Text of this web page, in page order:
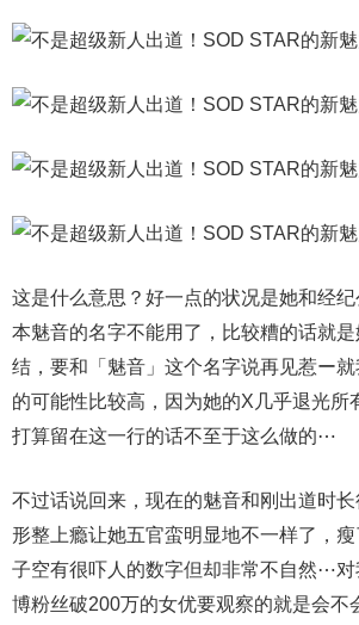
这是什么意思？好一点的状况是她和经
本魅音的名字不能用了，比较糟的话就
结，要和「魅音」这个名字说再见惹ー
的可能性比较高，因为她的X几乎退光所
打算留在这一行的话不至于这么做的⋯
不过话说回来，现在的魅音和刚出道时
形整上瘾让她五官蛮明显地不一样了，
子空有很吓人的数字但却非常不自然⋯对
博粉丝破200万的女优要观察的就是会不